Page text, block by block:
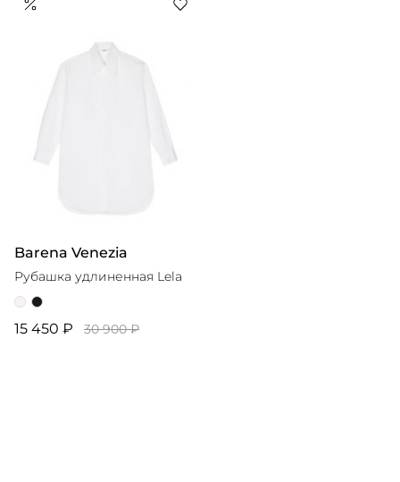
Barena Venezia
Рубашка удлиненная Lela
15 450 ₽ 30 900 ₽